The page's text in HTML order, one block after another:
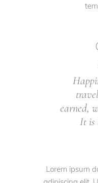
earned,
It is
Lorem ipsum